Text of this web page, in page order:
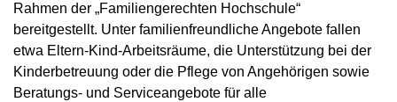
Rahmen der „Familiengerechten Hochschule“
bereitgestellt. Unter familienfreundliche Angebote fallen
etwa Eltern-Kind-Arbeitsräume, die Unterstützung bei der
Kinderbetreuung oder die Pflege von Angehörigen sowie
Beratungs- und Serviceangebote für alle